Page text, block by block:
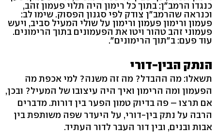
כנגדו הרמב"ן: בתוך כל רימון היה תלוי פעמון זהב,
וכנראה שהרמב"ן צודק לפי סגנון הפסוק. שימו לב:
פעמון ורימון פעמון ורימון על שולי המעיל סביב, ויעש
פעמוני זהב טהור ויטו את הפעמונים בתוך הרימונים.
עוד פעם: ב"תוך הרימונים".
הנתק הבין-דורי
תשאלו: מה ההבדל? מה זה משנה? למי אכפת מה
הפעמון ומה הרימון ואיך היה עיצובו של המעיל? ובכן,
אם תרצו – פה בדיוק טמון הפער בין דורות. מדברים
הרבה על נתק בין-דורי, על היעדר שפה משותפת בין
אבות ובנים, ובין דור העבר לדור העתיד.